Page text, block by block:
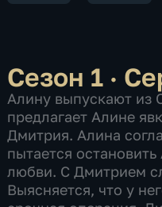
Сезон 1 ·
Алину выпускают из
предлагает Алине
Дмитрия. Алина
пытается
любви. С Дмитрием
Выясняется, что у